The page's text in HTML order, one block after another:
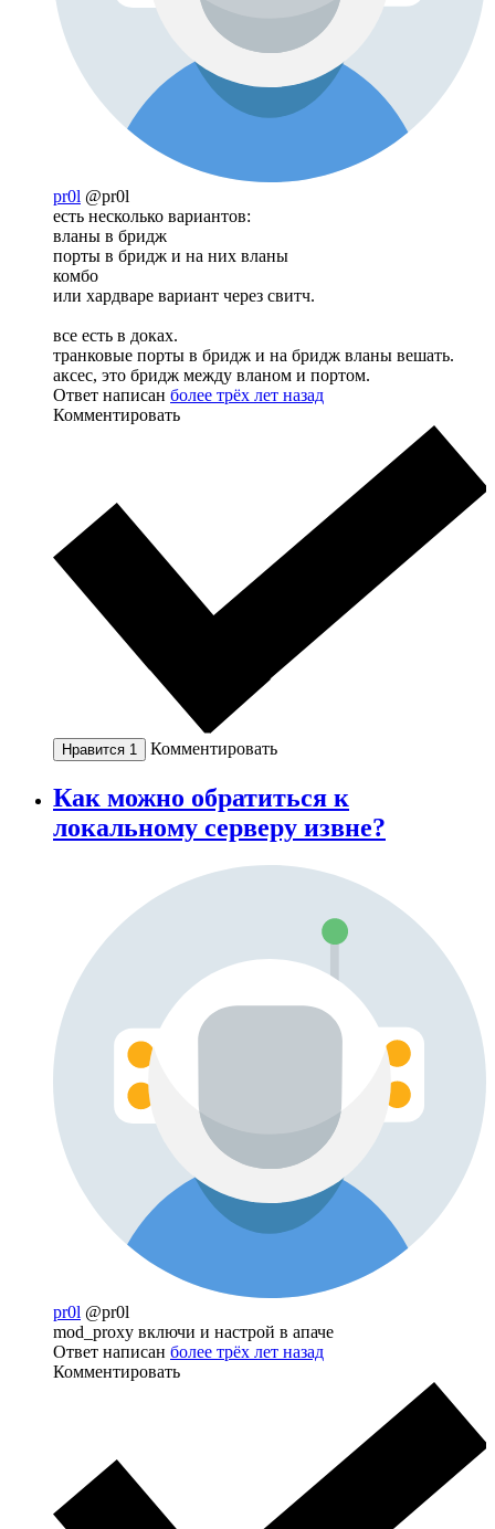
pr0l @pr0l
есть несколько вариантов:
вланы в бридж
порты в бридж и на них вланы
комбо
или хардваре вариант через свитч.
все есть в доках.
транковые порты в бридж и на бридж вланы вешать.
аксес, это бридж между вланом и портом.
Ответ написан более трёх лет назад
Комментировать
Нравится 1 Комментировать
Как можно обратиться к
локальному серверу извне?
pr0l @pr0l
mod_proxy включи и настрой в апаче
Ответ написан более трёх лет назад
Комментировать